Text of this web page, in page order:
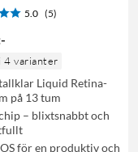
5.0 (5)
-
4 varianter
Liquid Retina-
på 13 tum
– blixtsnabbt och
för en produktiv och